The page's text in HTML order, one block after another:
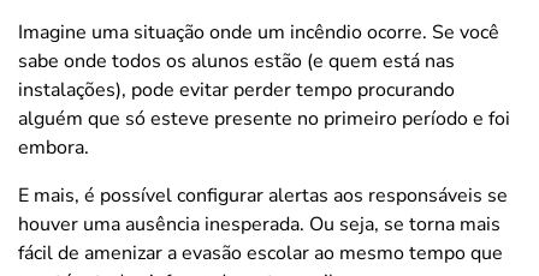
Imagine uma situação onde um incêndio ocorre. Se você
sabe onde todos os alunos estão (e quem está nas
instalações), pode evitar perder tempo procurando
alguém que só esteve presente no primeiro período e foi
embora.
E mais, é possível configurar alertas aos responsáveis se
houver uma ausência inesperada. Ou seja, se torna mais
fácil de amenizar a evasão escolar ao mesmo tempo que